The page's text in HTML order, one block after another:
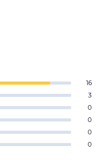
16
3
0
0
0
0